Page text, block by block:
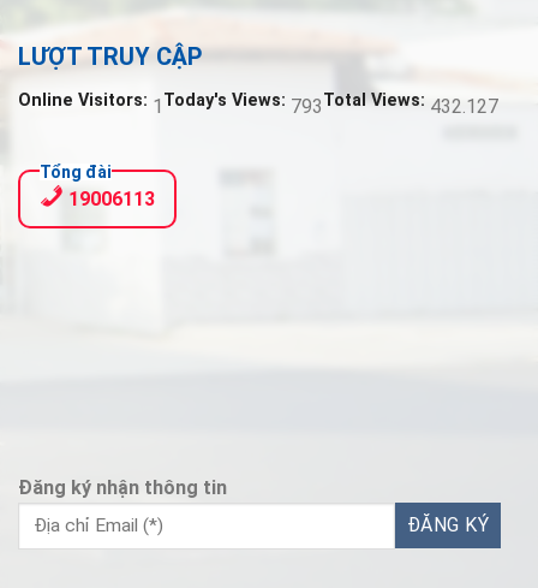
LƯỢT TRUY CẬP
Online Visitors: 1 Today's Views: 793Total Views: 432.127
Tổng đài
19006113
Đăng ký nhận thông tin